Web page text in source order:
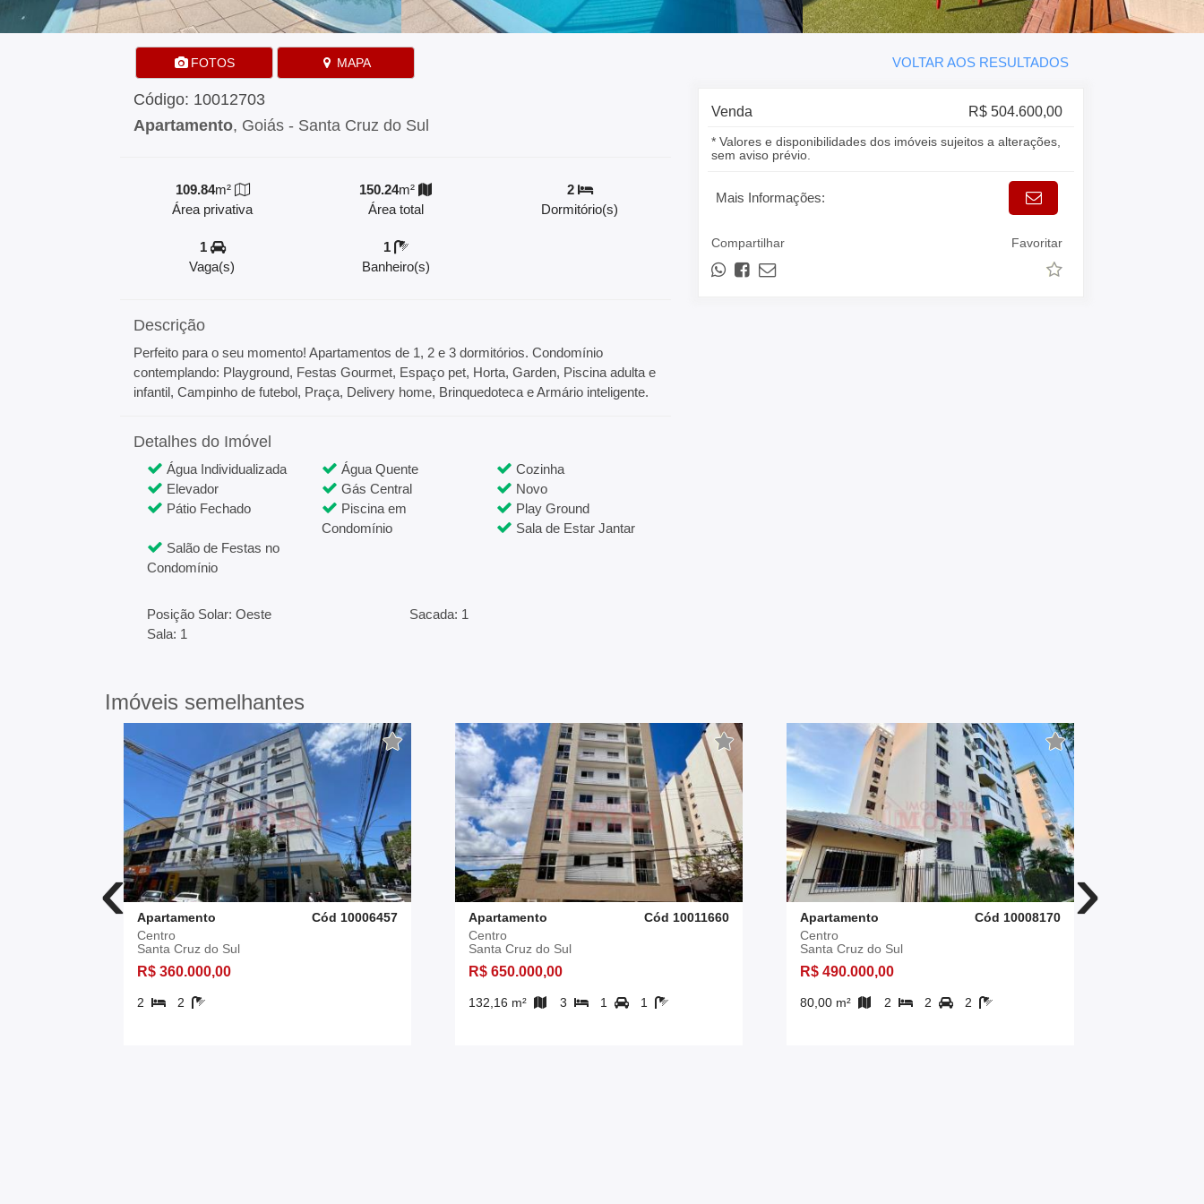
FOTOS MAPA VOLTAR AOS RESULTADOS
Código: 10012703
Apartamento, Goiás - Santa Cruz do Sul
109.84m²
Área privativa
150.24m²
Área total
2
Dormitório(s)
1
Vaga(s)
1
Banheiro(s)
Descrição
Perfeito para o seu momento! Apartamentos de 1, 2 e 3 dormitórios. Condomínio
contemplando: Playground, Festas Gourmet, Espaço pet, Horta, Garden, Piscina adulta e
infantil, Campinho de futebol, Praça, Delivery home, Brinquedoteca e Armário inteligente.
Detalhes do Imóvel
Água Individualizada Água Quente
Cozinha
Elevador
Gás Central
Novo
Pátio Fechado
Piscina em
Condomínio
Play Ground
Sala de Estar Jantar
Salão de Festas no
Condomínio
Posição Solar: Oeste
Sacada: 1
Sala: 1
Venda R$ 504.600,00
* Valores e disponibilidades dos imóveis sujeitos a alterações,
sem aviso prévio.
Mais Informações:
Compartilhar Favoritar
Imóveis semelhantes
‹ Apartamento
Cód 10006457
Centro
Santa Cruz do Sul
R$ 360.000,00
2 2
Apartamento
Cód 10011660
Centro
Santa Cruz do Sul
R$ 650.000,00
132,16 m² 3 1 1
Apartamento
Cód 10008170
Centro
Santa Cruz do Sul
R$ 490.000,00
80,00 m² 2 2 2
›